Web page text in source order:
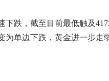
下跌，截至目前最低触及
为单边下跌，黄金进一步走